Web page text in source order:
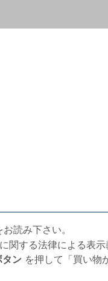
お読み下さい。
関する法律による表示
タン を押して「買い物